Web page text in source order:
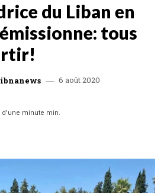
du Liban en
tous
6 août 2020
d'une minute min.